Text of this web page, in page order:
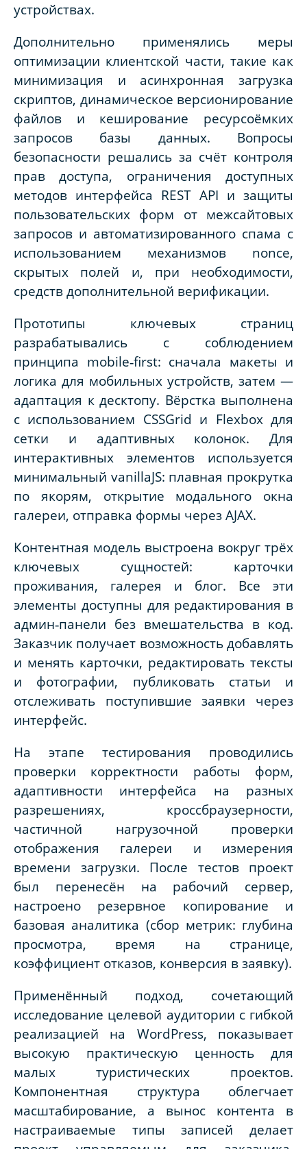
устройствах.
Дополнительно применялись меры
оптимизации клиентской части, такие как
минимизация и асинхронная загрузка
скриптов, динамическое версионирование
файлов и кеширование ресурсоёмких
запросов базы данных. Вопросы
безопасности решались за счёт контроля
прав доступа, ограничения доступных
методов интерфейса REST API и защиты
пользовательских форм от межсайтовых
запросов и автоматизированного спама с
использованием механизмов nonce,
скрытых полей и, при необходимости,
средств дополнительной верификации.
Прототипы ключевых страниц
разрабатывались с соблюдением
принципа mobile‑first: сначала макеты и
логика для мобильных устройств, затем —
адаптация к десктопу. Вёрстка выполнена
с использованием CSSGrid и Flexboxдля
сетки и адаптивных колонок. Для
интерактивных элементов используется
минимальный vanillaJS: плавная прокрутка
по якорям, открытие модального окна
галереи, отправка формы через AJAX.
Контентная модель выстроена вокруг трёх
ключевых сущностей: карточки
проживания, галерея и блог. Все эти
элементы доступны для редактирования в
админ‑панели без вмешательства в код.
Заказчик получает возможность добавлять
и менять карточки, редактировать тексты
и фотографии, публиковать статьи и
отслеживать поступившие заявки через
интерфейс.
На этапе тестирования проводились
проверки корректности работы форм,
адаптивности интерфейса на разных
разрешениях, кроссбраузерности,
частичной нагрузочной проверки
отображения галереи и измерения
времени загрузки. После тестов проект
был перенесён на рабочий сервер,
настроено резервное копирование и
базовая аналитика (сбор метрик: глубина
просмотра, время на странице,
коэффициент отказов, конверсия в заявку).
Применённый подход, сочетающий
исследование целевой аудитории с гибкой
реализацией на WordPress, показывает
высокую практическую ценность для
малых туристических проектов.
Компонентная структура облегчает
масштабирование, а вынос контента в
настраиваемые типы записей делает